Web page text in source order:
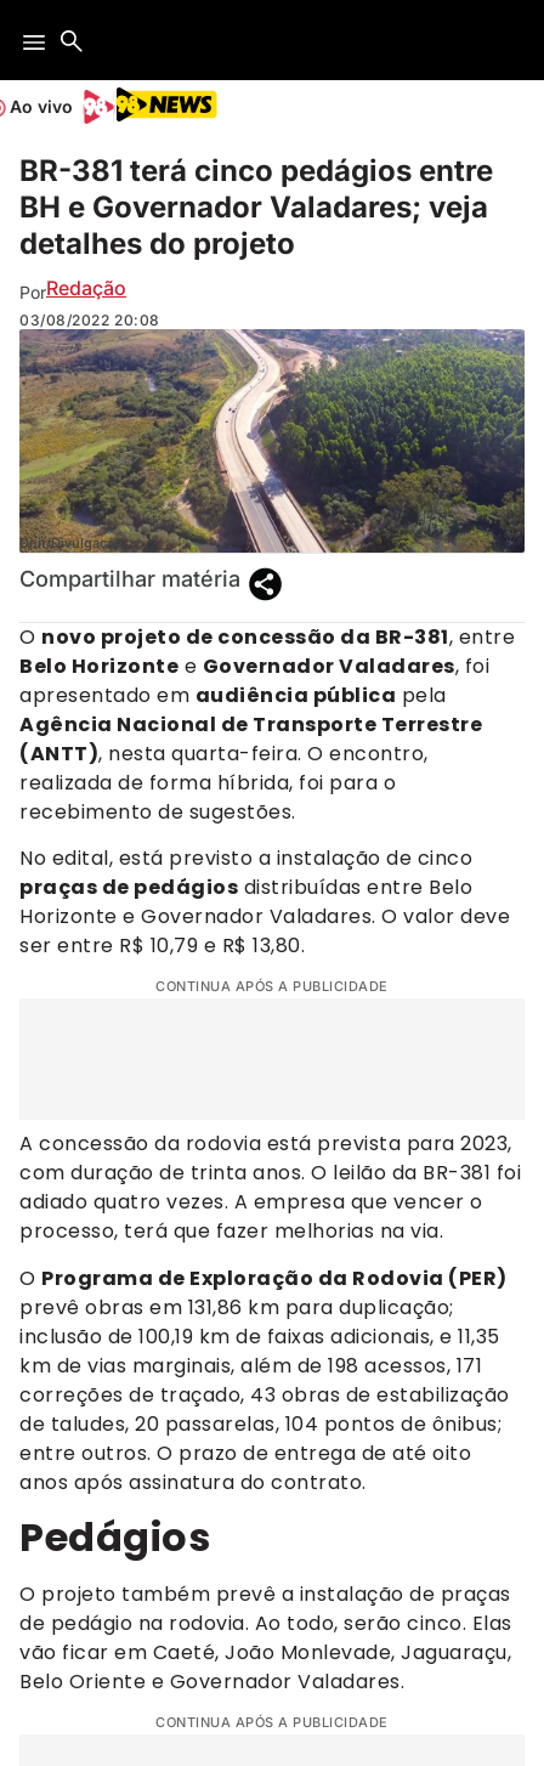
Ao vivo
BR-381 terá cinco pedágios entre
BH e Governador Valadares; veja
detalhes do projeto
PorRedação
03/08/2022 20:08
Dnit/Divulgação
Compartilhar matéria
O novo projeto de concessão da BR-381, entre
Belo Horizonte e Governador Valadares, foi
apresentado em audiência pública pela
Agência Nacional de Transporte Terrestre
(ANTT), nesta quarta-feira. O encontro,
realizada de forma híbrida, foi para o
recebimento de sugestões.
No edital, está previsto a instalação de cinco
praças de pedágios distribuídas entre Belo
Horizonte e Governador Valadares. O valor deve
ser entre R$ 10,79 e R$ 13,80.
CONTINUA APÓS A PUBLICIDADE
A concessão da rodovia está prevista para 2023,
com duração de trinta anos. O leilão da BR-381 foi
adiado quatro vezes. A empresa que vencer o
processo, terá que fazer melhorias na via.
O Programa de Exploração da Rodovia (PER)
prevê obras em 131,86 km para duplicação;
inclusão de 100,19 km de faixas adicionais, e 11,35
km de vias marginais, além de 198 acessos, 171
correções de traçado, 43 obras de estabilização
de taludes, 20 passarelas, 104 pontos de ônibus;
entre outros. O prazo de entrega de até oito
anos após assinatura do contrato.
Pedágios
O projeto também prevê a instalação de praças
de pedágio na rodovia. Ao todo, serão cinco. Elas
vão ficar em Caeté, João Monlevade, Jaguaraçu,
Belo Oriente e Governador Valadares.
CONTINUA APÓS A PUBLICIDADE